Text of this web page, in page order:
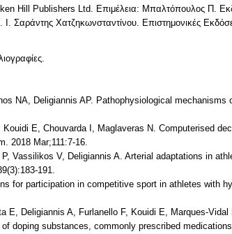
Hill Publishers Ltd. Επιμέλεια: Μπαλτόπουλος Π.
Ι. Σαράντης Χατζηκωνσταντίνου. Επιστημονικές
NA, Deligiannis AP. Pathophysiological
E, Chouvarda I, Maglaveras N. Computerised
2018 Mar;111:7-16.
Vassilikos V, Deligiannis A. Arterial adaptations in
191.
for participation in competitive sport in athletes with
E, Deligiannis A, Furlanello F, Kouidi E, Marques-
doping substances, commonly prescribed